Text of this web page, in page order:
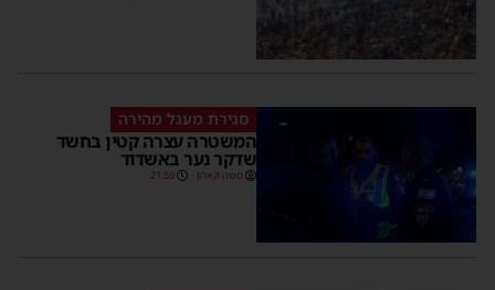
סגירת מעגל מהירה
המשטרה עצרה קטין בחשד
שדקר נער באשדוד
משה קאהן 21:59